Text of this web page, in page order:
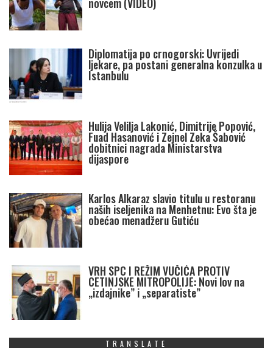
novcem (VIDEO)
Diplomatija po crnogorski: Uvrijedi
ljekare, pa postani generalna konzulka u
Istanbulu
Hulija Velilja Lakonić, Dimitrije Popović,
Fuad Hasanović i Zejnel Zeka Šabović
dobitnici nagrada Ministarstva
dijaspore
Karlos Alkaraz slavio titulu u restoranu
naših iseljenika na Menhetnu: Evo šta je
obećao menadžeru Gutiću
VRH SPC I REŽIM VUČIĆA PROTIV
CETINJSKE MITROPOLIJE: Novi lov na
„izdajnike” i „separatiste”
TRANSLATE